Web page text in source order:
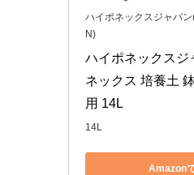
ハイポネックスジャパ
N)
ハイポネックスジ
ネックス 培養土
用 14L
14L
Amazon